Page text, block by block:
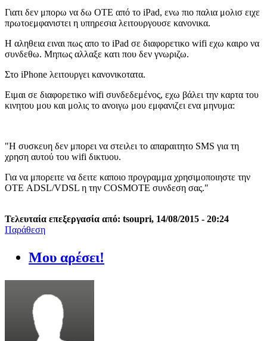
Γιατι δεν μπορω να δω ΟΤΕ από το iPad, ενω πιο παλια μολισ ειχε
πρωτοεμφανιστει η υπηρεσια λειτουργουσε κανονικα.
Η αληθεια ειναι πως απο το iPad σε διαφορετικο wifi εχω καιρο να
συνδεθω. Μηπως αλλαξε κατι που δεν γνωριζω.
Στο iPhone λειτουργει κανονικοτατα.
Ειμαι σε διαφορετικο wifi συνδεδεμένος, εχω βάλει την καρτα του
κινητου μου και μολις το ανοιγω μου εμφανιζει ενα μηνυμα:
"Η συσκευη δεν μπορει να στειλει το απαραιτητο SMS για τη
χρηση αυτού του wifi δικτυου.
Για να μπορειτε να δειτε καποιο προγραμμα χρησιμοποιηστε την
ΟΤΕ ADSL/VDSL η την COSMOTE συνδεση σας."
Τελευταία επεξεργασία από: tsoupri, 14/08/2015 - 20:24
Παράθεση
Μου αρέσει!